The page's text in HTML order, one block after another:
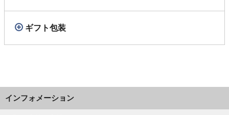
ギフト包装
インフォメーション